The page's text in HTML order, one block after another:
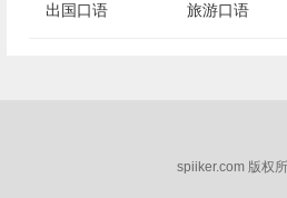
出国口语 旅游口语
spiiker.com 版权